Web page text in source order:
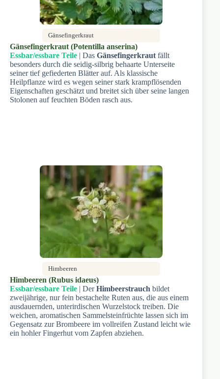
Gänsefingerkraut
Gänsefingerkraut (Potentilla anserina)
Essbar/essbare Teile | Das Gänsefingerkraut fällt
besonders durch die seidig-silbrig behaarte Unterseite
seiner tief gefiederten Blätter auf. Als klassische
Heilpflanze wird es wegen seiner stark krampflösenden
Eigenschaften geschätzt und breitet sich über seine langen
Stolonen auf feuchten Böden rasch aus.
Himbeeren
Himbeeren (Rubus idaeus)
Essbar/essbare Teile | DerHimbeerstrauch bildet
zweijährige, nur fein bestachelte Ruten aus, die aus einem
ausdauernden, unterirdischen Wurzelstock treiben. Die
weichen, aromatischen Sammelsteinfrüchte lassen sich im
Gegensatz zur Brombeere im vollreifen Zustand leicht wie
ein hohler Fingerhut vom Zapfen abziehen.